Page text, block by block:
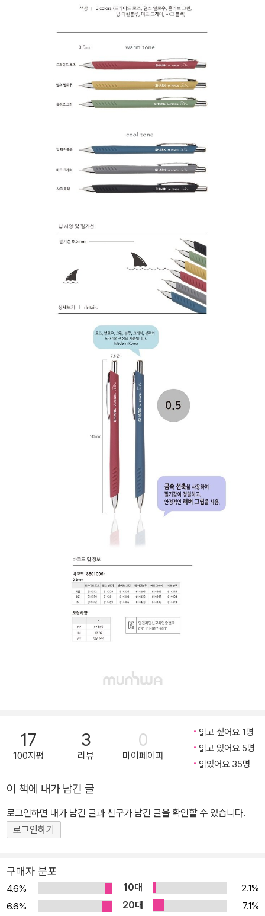
17
100자평
3
리뷰
0
마이페이퍼
읽고 싶어요 1명
읽고 있어요 5명
읽었어요 35명
이 책에 내가 남긴 글
로그인하면 내가 남긴 글과 친구가 남긴 글을 확인할 수 있습니다.
로그인하기
구매자 분포
4.6% 10대
2.1%
6.6%
20대
7.1%